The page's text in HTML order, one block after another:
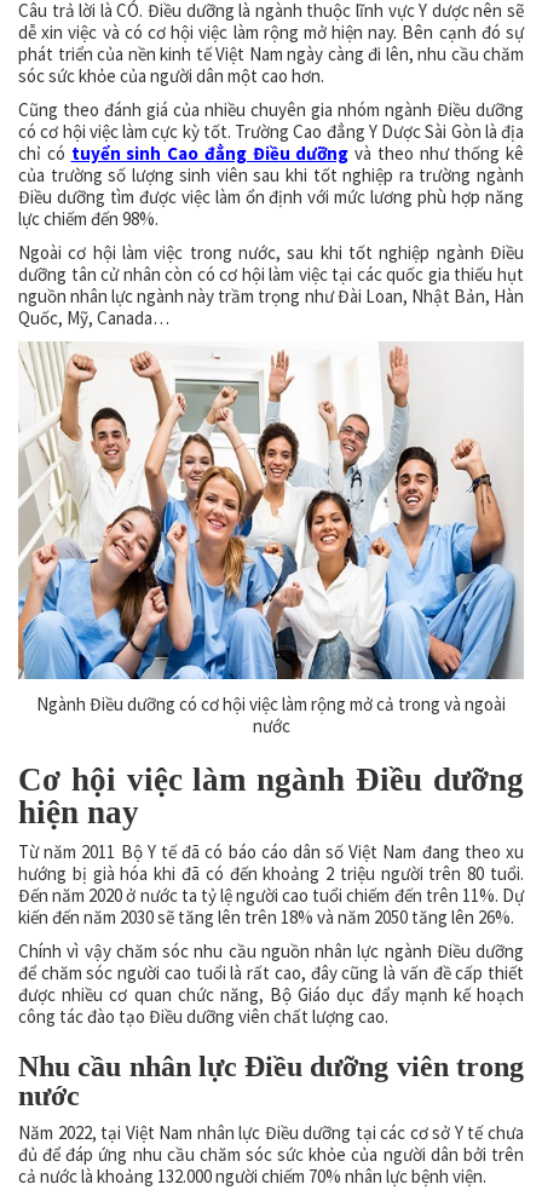
Câu trả lời là CÓ. Điều dưỡng là ngành thuộc lĩnh vực Y dược nên sẽ
dễ xin việc và có cơ hội việc làm rộng mở hiện nay. Bên cạnh đó sự
phát triển của nền kinh tế Việt Nam ngày càng đi lên, nhu cầu chăm
sóc sức khỏe của người dân một cao hơn.
Cũng theo đánh giá của nhiều chuyên gia nhóm ngành Điều dưỡng
có cơ hội việc làm cực kỳ tốt. Trường Cao đẳng Y Dược Sài Gòn là địa
chỉ có tuyển sinh Cao đẳng Điều dưỡng và theo như thống kê
của trường số lượng sinh viên sau khi tốt nghiệp ra trường ngành
Điều dưỡng tìm được việc làm ổn định với mức lương phù hợp năng
lực chiếm đến 98%.
Ngoài cơ hội làm việc trong nước, sau khi tốt nghiệp ngành Điều
dưỡng tân cử nhân còn có cơ hội làm việc tại các quốc gia thiếu hụt
nguồn nhân lực ngành này trầm trọng như Đài Loan, Nhật Bản, Hàn
Quốc, Mỹ, Canada…
Ngành Điều dưỡng có cơ hội việc làm rộng mở cả trong và ngoài
nước
Cơ hội việc làm ngành Điều dưỡng
hiện nay
Từ năm 2011 Bộ Y tế đã có báo cáo dân số Việt Nam đang theo xu
hướng bị già hóa khi đã có đến khoảng 2 triệu người trên 80 tuổi.
Đến năm 2020 ở nước ta tỷ lệ người cao tuổi chiếm đến trên 11%. Dự
kiến đến năm 2030 sẽ tăng lên trên 18% và năm 2050 tăng lên 26%.
Chính vì vậy chăm sóc nhu cầu nguồn nhân lực ngành Điều dưỡng
để chăm sóc người cao tuổi là rất cao, đây cũng là vấn đề cấp thiết
được nhiều cơ quan chức năng, Bộ Giáo dục đẩy mạnh kế hoạch
công tác đào tạo Điều dưỡng viên chất lượng cao.
Nhu cầu nhân lực Điều dưỡng viên trong
nước
Năm 2022, tại Việt Nam nhân lực Điều dưỡng tại các cơ sở Y tế chưa
đủ để đáp ứng nhu cầu chăm sóc sức khỏe của người dân bởi trên
cả nước là khoảng 132.000 người chiếm 70% nhân lực bệnh viện.